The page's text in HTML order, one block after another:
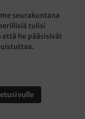
seurakuntana
tulisi
he pääsisivät